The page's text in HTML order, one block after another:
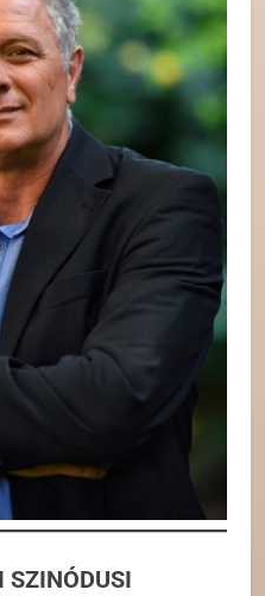
SZINÓDUSI